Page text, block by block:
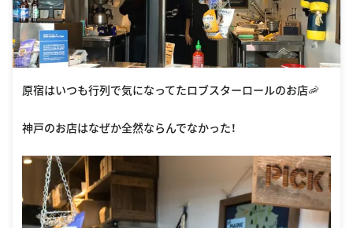
原宿はいつも行列で気になってたロブスターロールのお店🦐
神戸のお店はなぜか全然ならんでなかった！